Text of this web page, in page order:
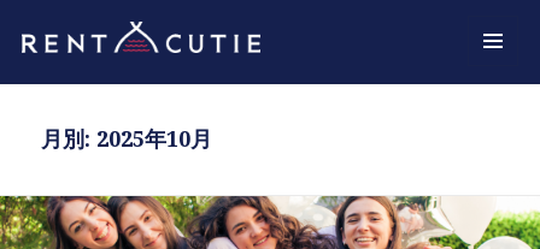
スタッフBLOG
月別: 2025年10月